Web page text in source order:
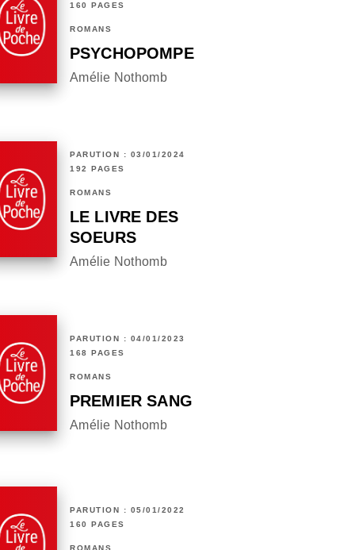
160 PAGES
ROMANS
PSYCHOPOMPE
Amélie Nothomb
PARUTION : 03/01/2024
192 PAGES
ROMANS
LE LIVRE DES
SOEURS
Amélie Nothomb
PARUTION : 04/01/2023
168 PAGES
ROMANS
PREMIER SANG
Amélie Nothomb
PARUTION : 05/01/2022
160 PAGES